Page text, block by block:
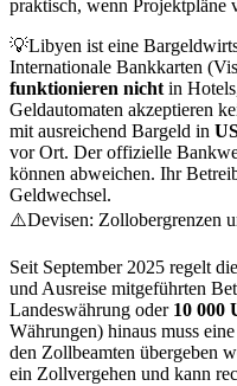
praktisch, wenn Projektpläne
💡Libyen ist eine
Internationale Bankkarten
funktionieren nicht in
Geldautomaten akzeptieren
mit ausreichend Bargeld in
vor Ort. Der offizielle
können abweichen. Ihr
Geldwechsel.
⚠️Devisen: Zollobergrenzen
Seit September 2025 regelt
und Ausreise mitgeführten
Landeswährung oder 10 000
Währungen) hinaus muss eine
den Zollbeamten übergeben
ein Zollvergehen und kann